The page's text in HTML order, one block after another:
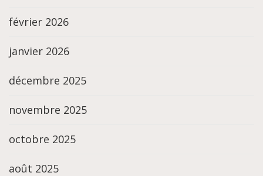
février 2026
janvier 2026
décembre 2025
novembre 2025
octobre 2025
août 2025